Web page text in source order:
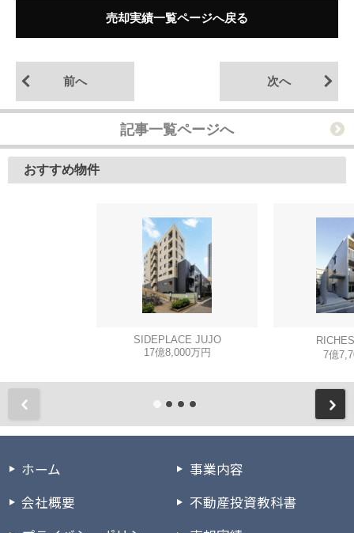
売却実績一覧ページへ戻る
前へ 次へ
記事一覧ページへ
おすすめ物件
SIDEPLACE JUJO
17億8,000万円
7億
ホーム
会社概要
事業内容
不動産投資教科書